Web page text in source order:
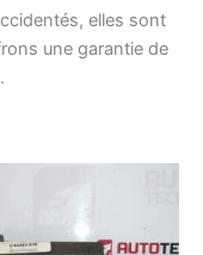
elles sont
une garantie de